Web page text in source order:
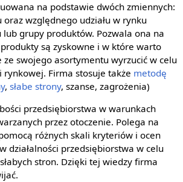
na podstawie dwóch zmiennych:
względnego udziału w rynku
grupy produktów. Pozwala ona na
są zyskowne i w które warto
ze swojego asortymentu wyrzucić w celu
Firma stosuje także metodę
, słabe strony, szanse, zagrożenia)
przedsiębiorstwa w warunkach
przez otoczenie. Polega na
różnych skali kryteriów i ocen
działalności przedsiębiorstwa w celu
stron. Dzięki tej wiedzy firma